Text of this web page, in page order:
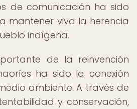
de comunicación ha sido
mantener viva la herencia
indígena.
de la reinvención
ha sido la conexión
ambiente. A través de
y conservación,